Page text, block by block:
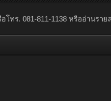
โทร. 081-811-1138 หรืออ่านรา